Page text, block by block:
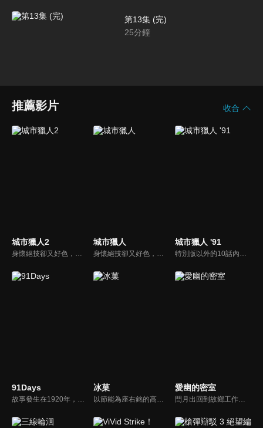
第13集 (完)
25分鐘
推薦影片 收合
城市獵人2
身懷絕技卻又好色，可愛又可恨的私人偵探冴羽獠，他與個性開朗的女孩槇村香共同從事著以「城市獵人」為名的私人偵探事務。委託者只要在新宿車站的留言板上寫下「XYZ」字樣，他們就會接受委託。在一次次艱險的委託任務中，城市獵人以其獨有的方式鏟除著城市中的罪惡。
城市獵人
身懷絕技卻又好色，可愛又可恨的私人偵探冴羽獠，他與個性開朗的女孩槇村香共同從事著以「城市獵人」為名的私人偵探事務。委託者只要在新宿車站的留言板上寫下「XYZ」字樣，他們就會接受委託。在一次次艱險的委託任務中，城市獵人以其獨有的方式鏟除著城市中的罪惡。
城市獵人 '91
特別版以外的10話內容改編自漫畫原作。而原作的進度是從第23冊後半部到第31冊中盤為止。這一季開始不再是一話方式完結及分成前篇後篇，而是第一話劇情持續到第十三話完結。
91Days
故事發生在1920年，那是美國開始實施禁酒法令、黑手黨橫行的時代，主角艾弗里奧來到一個叫做羅雷斯的城市，臥底於黑手黨家族，只為了尋找殺害父母及弟弟的兇手，並且計劃進行復仇。殺戮招來殺戮，復仇將會產生新的復仇連鎖。被悲哀的命運所引導的男人們，在這91天之間故事的結局又會是…...？
冰菓
以節能為座右銘的高中生折木奉太郎，為一個小小的原因而加入了瀕臨廢社的『古籍社』。古籍社的社員包括他在社裏認識的好奇寶寶，也就是女主角千反田愛瑠，還有他從國中就認識的伊原摩耶花和福部里志。這是他們四人以神山高中為舞台，對一樁樁事件展開推理的青春學園推理劇！
愛幽的密室
閆月出回到故鄉工作，在入職的公司裡認識了新的朋友，在一次進入XY密室館遊玩密室遊戲後，他發現自己被密室館的老闆許愛幽所吸引。然而，這卻是他陷入一個又一個詭異密室幻境的開始。與此同時，隨著閆月出與許愛幽的接觸，越來越多的事件接連發生在閆月出的身邊，這些事件甚至將他的朋友也捲入其中。